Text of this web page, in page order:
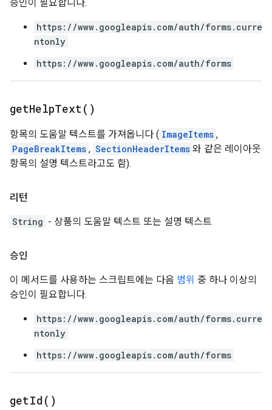
승인이 필요합니다.
https://www.googleapis.com/auth/forms.curre
ntonly
https://www.googleapis.com/auth/forms
getHelpText( )
항목의 도움말 텍스트를 가져옵니다 ( ImageItems ,
PageBreakItems , SectionHeaderItems 와 같은 레이아웃
항목의 설명 텍스트라고도 함).
리턴
String - 상품의 도움말 텍스트 또는 설명 텍스트
승인
이 메서드를 사용하는 스크립트에는 다음 범위 중 하나 이상의
승인이 필요합니다.
https://www.googleapis.com/auth/forms.curre
ntonly
https://www.googleapis.com/auth/forms
getId( )